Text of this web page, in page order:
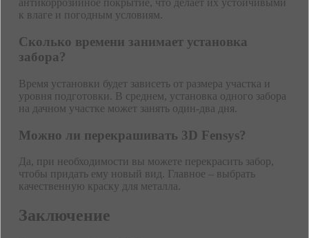
антикоррозийное покрытие, что делает их устойчивыми
к влаге и погодным условиям.
Сколько времени занимает установка
забора?
Время установки будет зависеть от размера участка и
уровня подготовки. В среднем, установка одного забора
на дачном участке может занять один-два дня.
Можно ли перекрашивать 3D Fensys?
Да, при необходимости вы можете перекрасить забор,
чтобы придать ему новый вид. Главное – выбрать
качественную краску для металла.
Заключение